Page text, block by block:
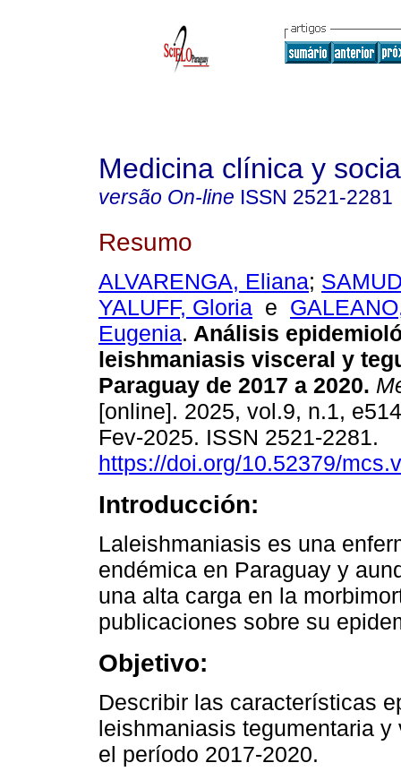
Medicina clínica y
versão On-line ISSN 2521-2281
Resumo
ALVARENGA, Eliana;
YALUFF, Gloria e
Eugenia. Análisis
leishmaniasis visceral y
Paraguay de 2017 a 2020.
[online]. 2025, vol.9, n.1,
Fev-2025. ISSN 2521-2281.
https://doi.org/10.52379/
Introducción:
Laleishmaniasis es una
endémica en Paraguay y
una alta carga en la
publicaciones sobre su
Objetivo:
Describir las características
leishmaniasis tegumentaria
el período 2017-2020.